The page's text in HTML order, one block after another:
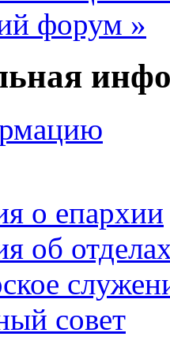
форум »
о епархии
об
совет